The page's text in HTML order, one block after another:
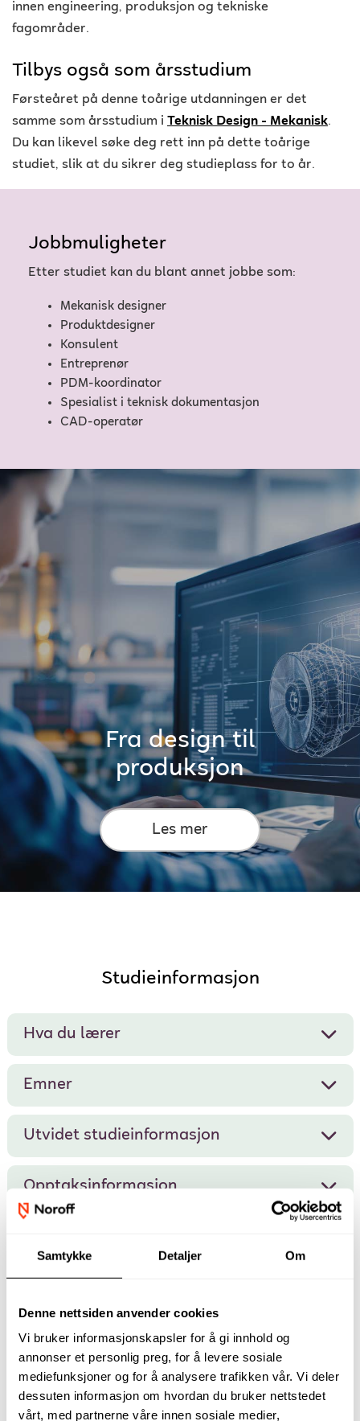
Samtykke Detaljer Om
Denne nettsiden anvender cookies
Vi bruker informasjonskapsler for å gi innhold og
annonser et personlig preg, for å levere sosiale
mediefunksjoner og for å analysere trafikken vår. Vi deler
dessuten informasjon om hvordan du bruker nettstedet
vårt, med partnerne våre innen sosiale medier,
innen engineering, produksjon og tekniske
fagområder.
Tilbys også som årsstudium
Førsteåret på denne toårige utdanningen er det
samme som årsstudium i Teknisk Design - Mekanisk.
Du kan likevel søke deg rett inn på dette toårige
studiet, slik at du sikrer deg studieplass for to år.
Jobbmuligheter
Etter studiet kan du blant annet jobbe som:
Mekanisk designer
Produktdesigner
Konsulent
Entreprenør
PDM-koordinator
Spesialist i teknisk dokumentasjon
CAD-operatør
Fra design til
produksjon
Les mer
Studieinformasjon
Hva du lærer
Emner
Utvidet studieinformasjon
Opptaksinformasjon
Vårt fagpersonell